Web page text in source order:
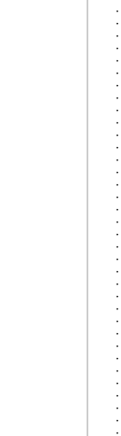
・
・
・
・
・
・
・
・
・
・
・
・
・
・
・
・
・
・
・
・
・
・
・
・
・
・
・
・
・
・
・
・
・
・
・